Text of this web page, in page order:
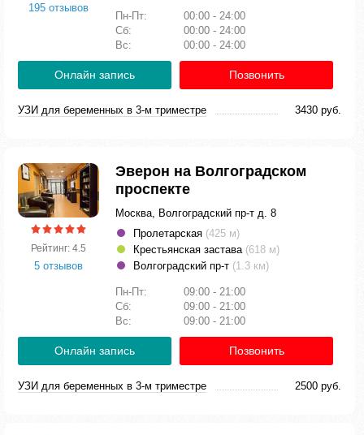
195 отзывов
Пн-Пт:
00:00 - 24:00
Сб:
00:00 - 24:00
Вс:
00:00 - 24:00
Онлайн запись Позвонить
УЗИ для беременных в 3-м триместре 3430 руб.
Рейтинг: 4.5
5 отзывов
Эверон на Волгоградском
проспекте
Москва, Волгоградский пр-т д. 8
Пролетарская (425 м)
Крестьянская застава (618 м)
Волгоградский пр-т (1.3 км)
Пн-Пт:
09:00 - 21:00
Сб:
09:00 - 21:00
Вс:
09:00 - 21:00
Онлайн запись Позвонить
УЗИ для беременных в 3-м триместре 2500 руб.